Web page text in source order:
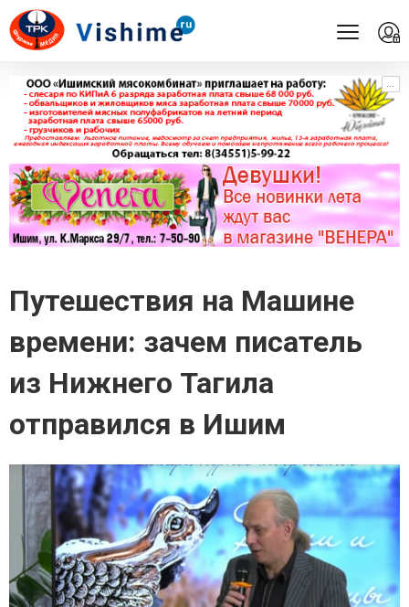
...
...
Путешествия на Машине
времени: зачем писатель
из Нижнего Тагила
отправился в Ишим